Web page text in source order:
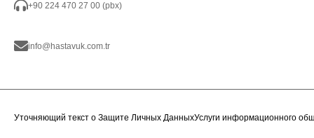
+90 224 470 27 00 (pbx)
info@hastavuk.com.tr
Уточняющий текст о Защите Личных ДанныхУслуги информационного